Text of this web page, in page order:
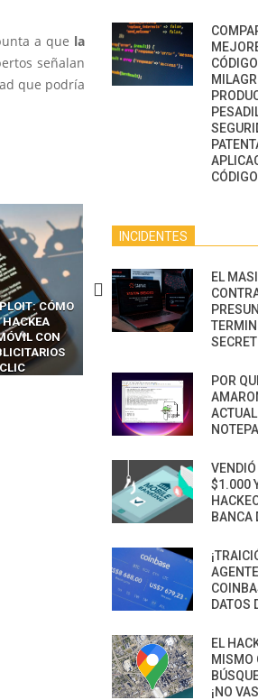
a que la
señalan
que podría
CÓMO
HACKEA
CON
CÓMO LOS HACKERS
INTERCEPTAN OTPS Y
LLAMADAS MÓVILES SIN
INCIDENTES
EL
POR
$1.000
BANCA
DATOS
EL
MISMO
¡NO